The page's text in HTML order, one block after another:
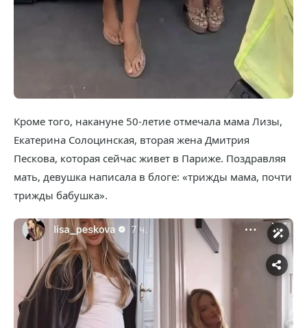
Кроме того, накануне 50-летие отмечала мама Лизы,
Екатерина Солоцинская, вторая жена Дмитрия
Пескова, которая сейчас живет в Париже. Поздравляя
мать, девушка написала в блоге: «трижды мама, почти
трижды бабушка».